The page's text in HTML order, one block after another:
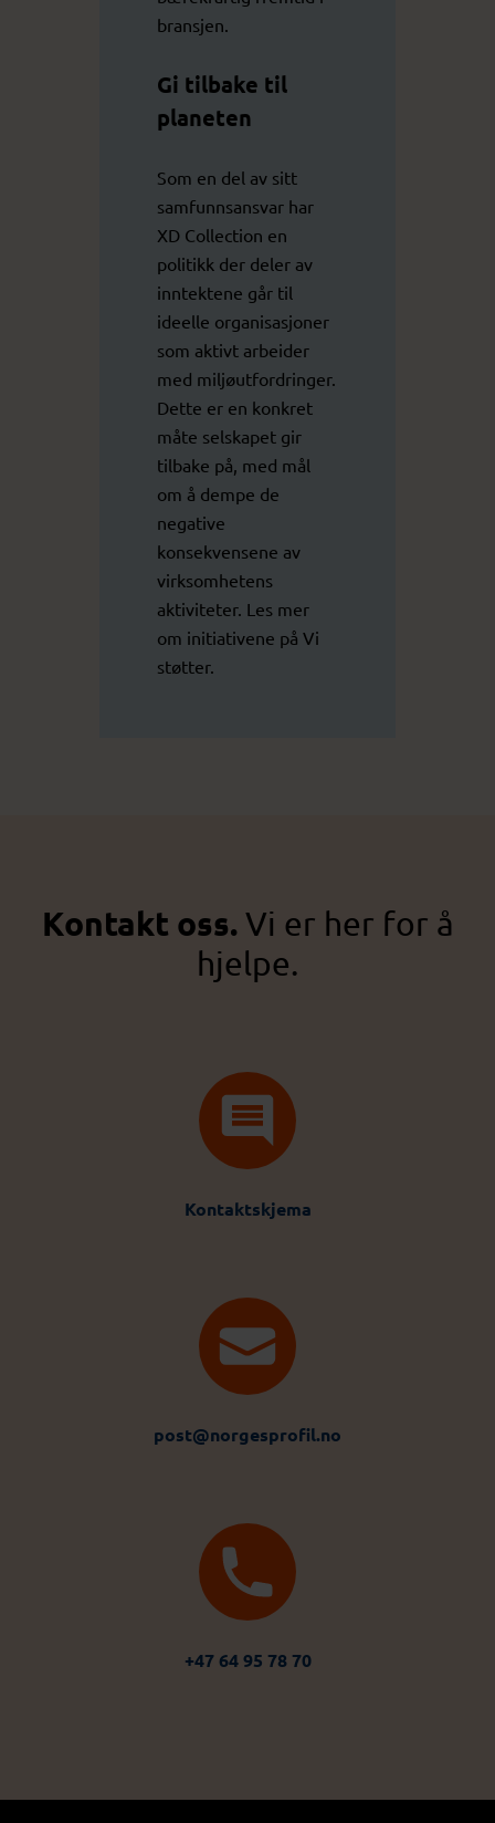
bransjen.
Gi tilbake til
planeten
Som en del av sitt
samfunnsansvar har
XD Collection en
politikk der deler av
inntektene går til
ideelle organisasjoner
som aktivt arbeider
med miljøutfordringer.
Dette er en konkret
måte selskapet gir
tilbake på, med mål
om å dempe de
negative
konsekvensene av
virksomhetens
aktiviteter. Les mer
om initiativene på Vi
støtter.
Kontakt oss.Vi er her for å
hjelpe.
Kontaktskjema
post@norgesprofil.no
+47 64 95 78 70